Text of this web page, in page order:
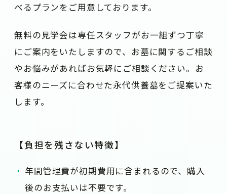
べるプランをご用意しております。
無料の見学会は専任スタッフがお一組ずつ丁寧
にご案内をいたしますので、お墓に関するご相談
やお悩みがあればお気軽にご相談ください。お
客様のニーズに合わせた永代供養墓をご提案いた
します。
【負担を残さない特徴】
年間管理費が初期費用に含まれるので、購入
後のお支払いは不要です。